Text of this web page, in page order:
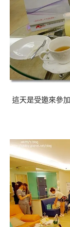
這天是受邀來參加